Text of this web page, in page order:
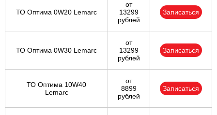
ТО Оптима 0W20 Lemarc
от
13299
рублей
Записаться
ТО Оптима 0W30 Lemarc
от
13299
рублей
Записаться
ТО Оптима 10W40
Lemarc
от
8899
рублей
Записаться